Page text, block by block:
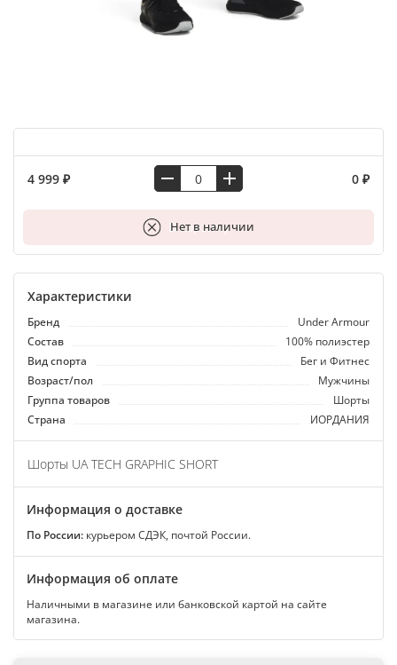
4 999 ₽ 0 ₽
Нет в наличии
В корзину
Характеристики
Бренд
Under Armour
Состав
100% полиэстер
Вид спорта
Бег и Фитнес
Возраст/пол
Мужчины
Группа товаров
Шорты
Страна
ИОРДАНИЯ
Шорты UA TECH GRAPHIC SHORT
Информация о доставке
По России: курьером СДЭК, почтой России.
Информация об оплате
Наличными в магазине или банковской картой на сайте
магазина.